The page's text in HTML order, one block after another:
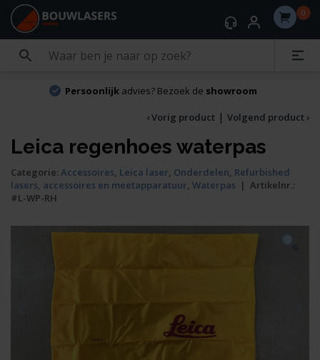
0
Persoonlijkadvies? Bezoek de showroom
‹ Vorig product | Volgend product ›
Leica regenhoes waterpas
Categorie: Accessoires, Leica laser, Onderdelen, Refurbished
lasers, accessoires en meetapparatuur, Waterpas | Artikelnr.:
#L-WP-RH